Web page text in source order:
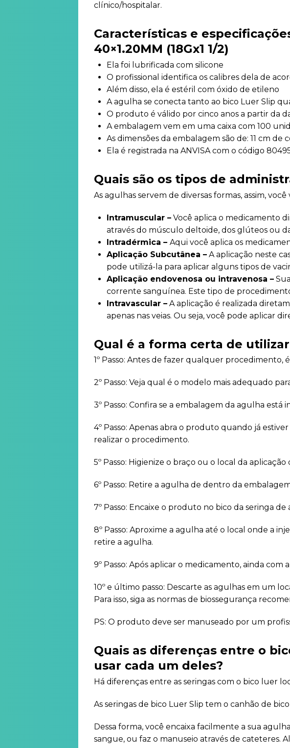
clínico/hospitalar.
Características e
40×1.20MM (18Gx1 1/2)
Ela foi lubrificada com silicone
O profissional identifica os calibres dela de
Além disso, ela é estéril com óxido de etileno
A agulha se conecta tanto ao bico Luer Slip
O produto é válido por cinco anos a partir da
A embalagem vem em uma caixa com 100
As dimensões da embalagem são de: 11 cm
Ela é registrada na ANVISA com o código
Quais são os tipos de
As agulhas servem de diversas formas, assim,
Intramuscular – Você aplica o medicamento
através do músculo deltoide, dos glúteos ou
Intradérmica –Aqui você aplica os
Aplicação Subcutânea – A aplicação neste
pode utilizá-la para aplicar alguns tipos de
Aplicação endovenosa ou intravenosa –
corrente sanguínea. Este tipo de
Intravascular – A aplicação é realizada
apenas nas veias. Ou seja, você pode aplicar
Qual é a forma certa de
1º Passo: Antes de fazer qualquer procedimento,
2º Passo: Veja qual é o modelo mais adequado
3º Passo: Confira se a embalagem da agulha
4º Passo: Apenas abra o produto quando já
realizar o procedimento.
5º Passo: Higienize o braço ou o local da
6º Passo: Retire a agulha de dentro da
7º Passo: Encaixe o produto no bico da seringa
8º Passo: Aproxime a agulha até o local onde a
retire a agulha.
9º Passo: Após aplicar o medicamento, ainda
10º e último passo: Descarte as agulhas em um
Para isso, siga as normas de biossegurança
PS: O produto deve ser manuseado por um
Quais as diferenças entre o
usar cada um deles?
Há diferenças entre as seringas com o bico luer
As seringas de bico Luer Slip tem o canhão de
Dessa forma, você encaixa facilmente a sua
sangue, ou faz o manuseio através de cateteres.